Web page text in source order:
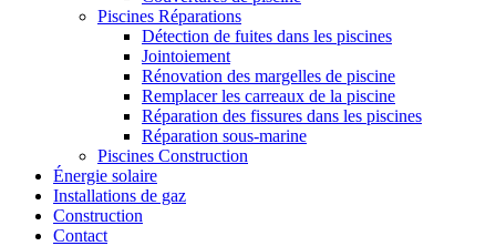
Piscines Réparations
Détection de fuites dans les piscines
Jointoiement
Rénovation des margelles de piscine
Remplacer les carreaux de la piscine
Réparation des fissures dans les piscines
Réparation sous-marine
Piscines Construction
Énergie solaire
Installations de gaz
Construction
Contact